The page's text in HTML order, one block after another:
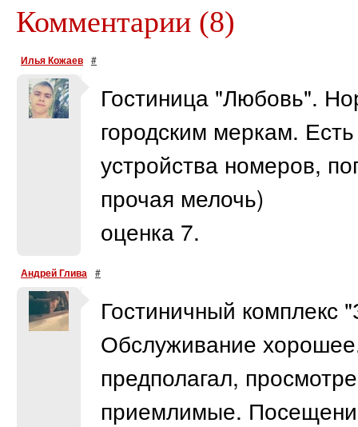
Комментарии (8)
Илья Кожаев #
Гостиница "Любовь".
городским меркам.
устройства номеров,
прочая мелочь)
оценка 7.
Андрей Глива #
Гостиничный комплекс
Обслуживание
предполагал,
приемлимые.